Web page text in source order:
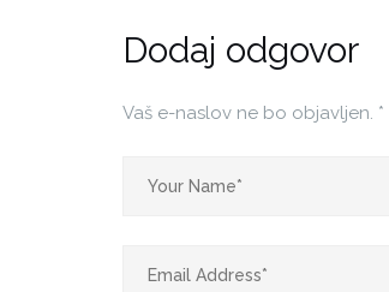
Dodaj odgovor
Vaš e-naslov ne bo objavljen. *